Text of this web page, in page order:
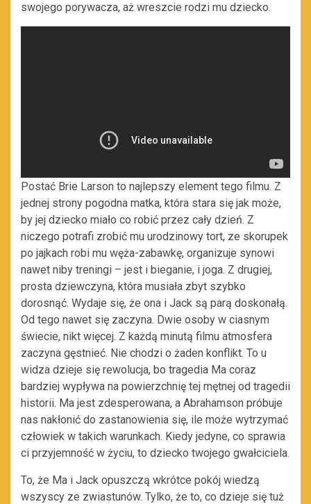
swojego porywacza, aż wreszcie rodzi mu dziecko.
Postać Brie Larson to najlepszy element tego filmu. Z
jednej strony pogodna matka, która stara się jak może,
by jej dziecko miało co robić przez cały dzień. Z
niczego potrafi zrobić mu urodzinowy tort, ze skorupek
po jajkach robi mu węża-zabawkę, organizuje synowi
nawet niby treningi – jest i bieganie, i joga. Z drugiej,
prosta dziewczyna, która musiała zbyt szybko
dorosnąć. Wydaje się, że ona i Jack są parą doskonałą.
Od tego nawet się zaczyna. Dwie osoby w ciasnym
świecie, nikt więcej. Z każdą minutą filmu atmosfera
zaczyna gęstnieć. Nie chodzi o żaden konflikt. To u
widza dzieje się rewolucja, bo tragedia Ma coraz
bardziej wypływa na powierzchnię tej mętnej od tragedii
historii. Ma jest zdesperowana, a Abrahamson próbuje
nas nakłonić do zastanowienia się, ile może wytrzymać
człowiek w takich warunkach. Kiedy jedyne, co sprawia
ci przyjemność w życiu, to dziecko twojego gwałciciela.
To, że Ma i Jack opuszczą wkrótce pokój wiedzą
wszyscy ze zwiastunów. Tylko, że to, co dzieje się tuż